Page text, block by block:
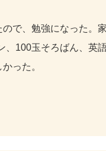
で、勉強になった。
100玉そろばん、英
った。